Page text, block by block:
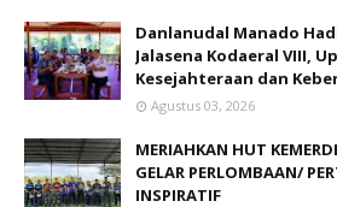
Danlanudal Manado
Jalasena Kodaeral VIII,
Kesejahteraan dan
Agustus 03, 2026
MERIAHKAN HUT
GELAR PERLOMBAAN/
INSPIRATIF